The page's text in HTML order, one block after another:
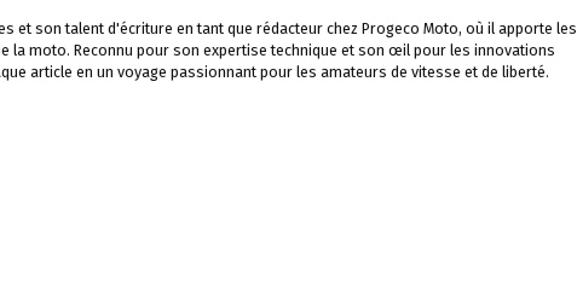
et son talent d'écriture en tant que rédacteur chez Progeco Moto, où il apporte les
la moto. Reconnu pour son expertise technique et son œil pour les innovations
article en un voyage passionnant pour les amateurs de vitesse et de liberté.